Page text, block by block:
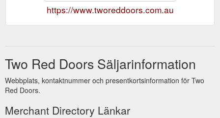
https://www.tworeddoors.com.au
Two Red Doors Säljarinformation
Webbplats, kontaktnummer och presentkortsinformation för Two
Red Doors.
Merchant Directory Länkar